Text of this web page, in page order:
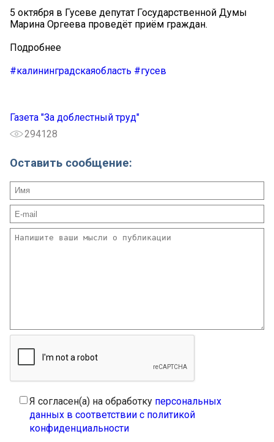
5 октября в Гусеве депутат Государственной Думы
Марина Оргеева проведёт приём граждан.
Подробнее
#калининградскаяобласть #гусев
Газета "За доблестный труд"
294128
Оставить сообщение:
Я согласен(а) на обработку персональных
данных в соответствии с политикой
конфиденциальности